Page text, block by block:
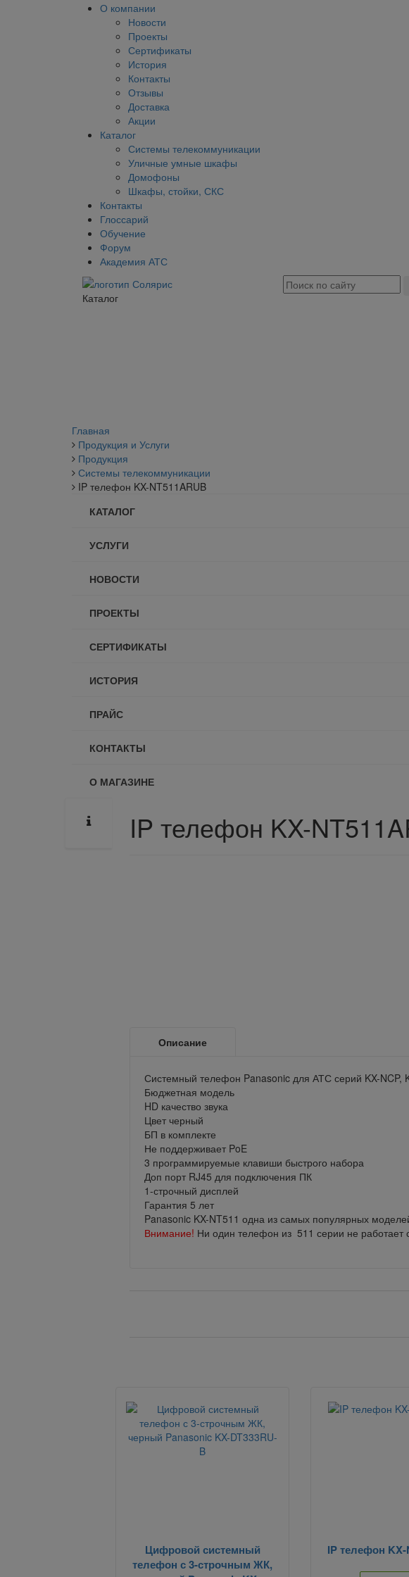
О компании
Новости
Проекты
Сертификаты
История
Контакты
Отзывы
Доставка
Акции
Каталог
Системы телекоммуникации
Уличные умные шкафы
Домофоны
Шкафы, стойки, СКС
Контакты
Глоссарий
Обучение
Форум
Академия АТС
Каталог
Главная
Продукция и Услуги
Продукция
Системы телекоммуникации
IP телефон KX-NT511ARUB
КАТАЛОГ
УСЛУГИ
НОВОСТИ
ПРОЕКТЫ
СЕРТИФИКАТЫ
ИСТОРИЯ
ПРАЙС
КОНТАКТЫ
О МАГАЗИНЕ
IP телефон KX-
Описание
Системный телефон Panasonic для АТС серий KX-NCP,
Бюджетная модель
HD качество звука
Цвет черный
БП в комплекте
Не поддерживает PoE
3 программируемые клавиши быстрого набора
Доп порт RJ45 для подключения ПК
1-строчный дисплей
Гарантия 5 лет
Panasonic KX-NT511 одна из самых популярных
Внимание! Ни один телефон из 511 серии не работает
Цифровой системный
телефон с 3-строчным ЖК,
IP телефон KX-